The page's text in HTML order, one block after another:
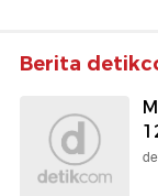
Berita